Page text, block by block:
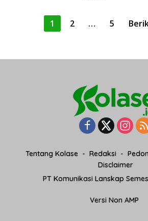
1 2 … 5
Tentang Kolase Redaksi
Disclaimer
PT Komunikasi Lanskap
Versi Non AMP